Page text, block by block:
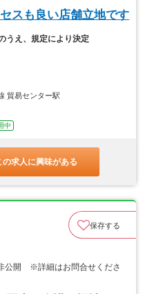
スも良い店舗立地です
うえ、規定により決定
貿易センター駅
中
の求人に興味がある
保存する
公開 ※詳細はお問合せくださ